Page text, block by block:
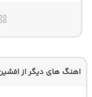
اهنگ های دیگر از